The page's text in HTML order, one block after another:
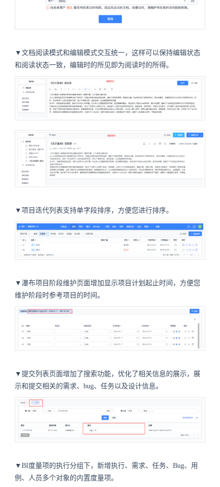
▼文档阅读模式和编辑模式交互统一，这样可以保持编辑状态
和阅读状态一致，编辑时的所见即为阅读时的所得。
▼项目迭代列表支持单字段排序，方便您进行排序。
▼瀑布项目阶段维护页面增加显示项目计划起止时间，方便您
维护阶段时参考项目的时间。
▼提交列表页面增加了搜索功能，优化了相关信息的展示，展
示和提交相关的需求、bug、任务以及设计信息。
▼BI度量项的执行分组下，新增执行、需求、任务、Bug、用
例、人员多个对象的内置度量项。